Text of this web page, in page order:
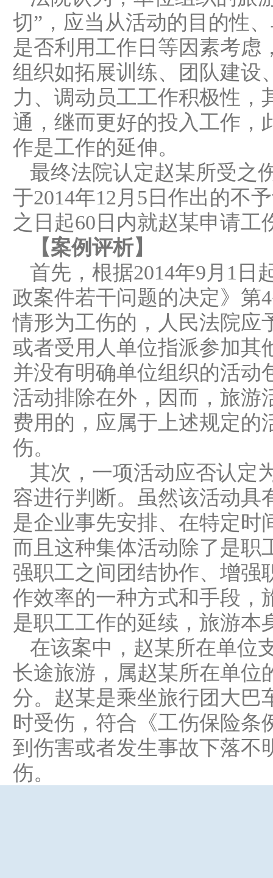
切”，应当从活动的目的性
是否利用工作日等因素考虑
组织如拓展训练、团队建设
力、调动员工工作积极性，
通，继而更好的投入工作，
作是工作的延伸。
最终法院认定赵某所受之
于2014年12月5日作出的不
之日起60日内就赵某申请
【案例评析】
首先，根据2014年9月1日
政案件若干问题的决定》第
情形为工伤的，人民法院应
或者受用人单位指派参加其
并没有明确单位组织的活动
活动排除在外，因而，旅游
费用的，应属于上述规定的
伤。
其次，一项活动应否认定
容进行判断。虽然该活动具
是企业事先安排、在特定时
而且这种集体活动除了是职
强职工之间团结协作、增强
作效率的一种方式和手段，
是职工工作的延续，旅游本
在该案中，赵某所在单位
长途旅游，属赵某所在单位
分。赵某是乘坐旅行团大巴
时受伤，符合《工伤保险条
到伤害或者发生事故下落不
伤。